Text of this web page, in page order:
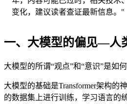
变化，建议读者查证最新信息。"
一、大模型的偏见—人
大模型的所谓“观点”和“意识”是如何
大模型的基础是Transformer架构的
的数据集上进行训练，学习语言的